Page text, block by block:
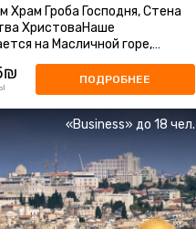
Храм Гроба Господня, Стена
ХристоваНаше
на Масличной горе,
прекрасный вид на Иерусалим
ПОДРОБНЕЕ
«Business» до 18 чел.